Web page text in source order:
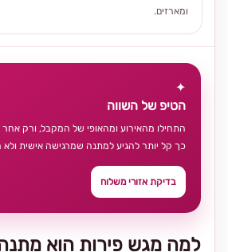
ומארזים.
למה מגש פירות הוא
✦
הטיפ של השווה
התחילו מהאירוע ומהאופי של המקבל, ורק
כך קל יותר להגיע למתנה שמרגישה אישית ולא
בדיקת אזורי משלוח